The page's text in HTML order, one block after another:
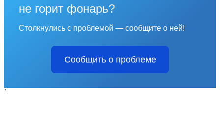
не горит фонарь?
Столкнулись с проблемой — сообщите о ней!
Сообщить о проблеме
`